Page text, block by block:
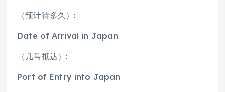
（预计待多久）:
Date of Arrival in Japan
（几号抵达）:
Port of Entry into Japan